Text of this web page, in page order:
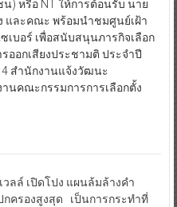
) หรือ NT ให้การต้อนรับ นาย
และคณะ พร้อมนำชมศูนย์เฝ้า
เบอร์ เพื่อสนับสนุนภารกิจเลือก
ออกเสียงประชามติ ประจำปี
4 สำนักงานแจ้งวัฒนะ
นคณะกรรมการการเลือกตั้ง
วลล์ เปิดโปง แผนล้มล้างคำ
ครองสูงสุด เป็นการกระทำที่